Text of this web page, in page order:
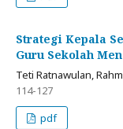
Strategi Kepala
Guru Sekolah
Teti Ratnawulan,
114-127
pdf